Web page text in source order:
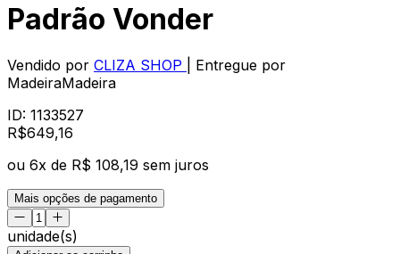
Padrão Vonder
Vendido por CLIZA SHOP
| Entregue por
MadeiraMadeira
ID: 1133527
R$649,16
ou 6x de R$ 108,19 sem juros
Mais opções de pagamento
unidade(s)